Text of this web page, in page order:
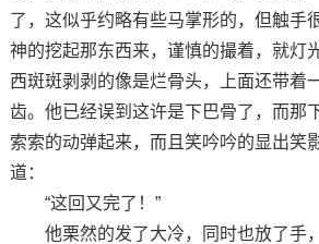
了，这似乎约略有些马掌形的，但触手
神的挖起那东西来，谨慎的撮着，就灯
西斑斑剥剥的像是烂骨头，上面还带着
齿。他已经误到这许是下巴骨了，而那
索索的动弹起来，而且笑吟吟的显出笑
道：
“这回又完了！”
他栗然的发了大冷，同时也放了手